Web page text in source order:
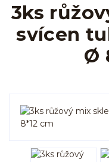
3ks
svícen
Ø